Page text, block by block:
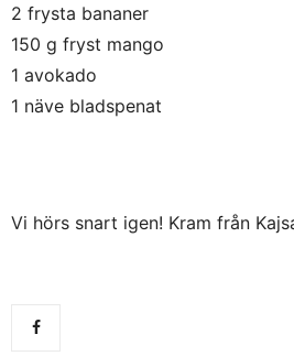
2 frysta bananer
150 g fryst mango
1 avokado
1 näve bladspenat
Vi hörs snart igen! Kram från